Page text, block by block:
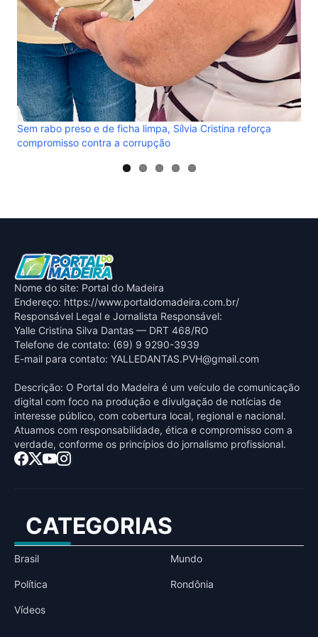
Nome do site: Portal do Madeira
Endereço: https://www.portaldomadeira.com.br/
Responsável Legal e Jornalista Responsável:
Yalle Cristina Silva Dantas — DRT 468/RO
Telefone de contato: (69) 9 9290-3939
E-mail para contato: YALLEDANTAS.PVH@gmail.com
Descrição: O Portal do Madeira é um veículo de comunicação
digital com foco na produção e divulgação de notícias de
interesse público, com cobertura local, regional e nacional.
Atuamos com responsabilidade, ética e compromisso com a
verdade, conforme os princípios do jornalismo profissional.
CATEGORIAS
Brasil Mundo
Política Rondônia
Vídeos